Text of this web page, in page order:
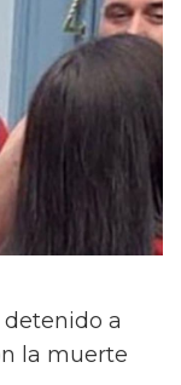
a
la muerte